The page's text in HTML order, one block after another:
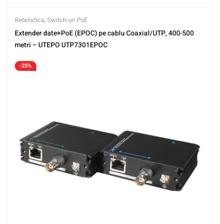
Retelistica, Switch-uri PoE
Extender date+PoE (EPOC) pe cablu Coaxial/UTP, 400-500
metri – UTEPO UTP7301EPOC
-25%